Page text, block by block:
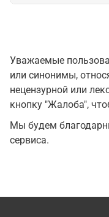
Уважаемые
или синонимы,
нецензурной или
кнопку "Жалоба",
Мы будем
сервиса.